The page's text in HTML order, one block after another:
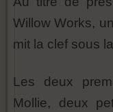
Willow Works,
mit la clef sous
Les deux
Mollie, deux